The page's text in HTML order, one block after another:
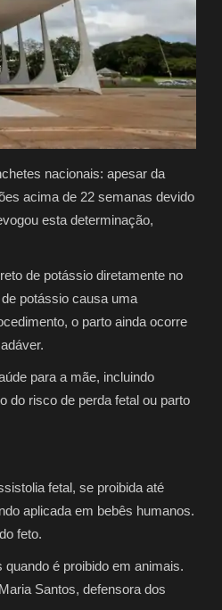
nacionais: apesar da
acima de 22 semanas devido
esta determinação,
de potássio diretamente no
potássio causa uma
o parto ainda ocorre
para a mãe, incluindo
do risco de perda fetal ou parto
fetal, se proibida até
aplicada em bebês humanos.
feto.
é proibido em animais.
Santos, defensora dos